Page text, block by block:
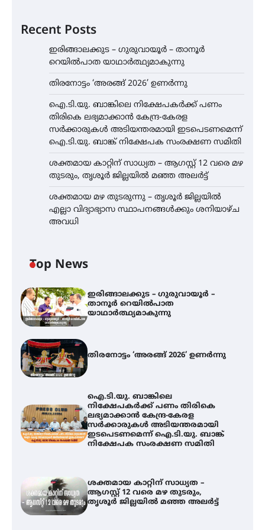
Recent Posts
ഇരിങ്ങാലക്കുട – ഗുരുവായൂർ – താനൂർ
റെയിൽപാത യാഥാർത്ഥ്യമാകുന്നു
തിരനോട്ടം ‘അരങ്ങ് 2026’ ഉണർന്നു
ഐ.ടി.യു. ബാങ്കിലെ നിക്ഷേപകർക്ക് പണം
തിരികെ ലഭ്യമാക്കാൻ കേന്ദ്ര-കേരള
സർക്കാരുകൾ അടിയന്തരമായി ഇടപെടണമെന്ന്
ഐ.ടി.യു. ബാങ്ക് നിക്ഷേപക സംരക്ഷണ സമിതി
ശക്തമായ കാറ്റിന് സാധ്യത – ആഗസ്റ്റ് 12 വരെ മഴ
തുടരും, തൃശൂർ ജില്ലയിൽ മഞ്ഞ അലർട്ട്
ശക്തമായ മഴ തുടരുന്നു – തൃശൂർ ജില്ലയിൽ
എല്ലാ വിദ്യാഭ്യാസ സ്ഥാപനങ്ങൾക്കും ശനിയാഴ്ച
അവധി
Top News
ഇരിങ്ങാലക്കുട – ഗുരുവായൂർ –
താനൂർ റെയിൽപാത
യാഥാർത്ഥ്യമാകുന്നു
തിരനോട്ടം ‘അരങ്ങ് 2026’ ഉണർന്നു
ഐ.ടി.യു. ബാങ്കിലെ
നിക്ഷേപകർക്ക് പണം തിരികെ
ലഭ്യമാക്കാൻ കേന്ദ്ര-കേരള
സർക്കാരുകൾ അടിയന്തരമായി
ഇടപെടണമെന്ന് ഐ.ടി.യു. ബാങ്ക്
നിക്ഷേപക സംരക്ഷണ സമിതി
ശക്തമായ കാറ്റിന് സാധ്യത –
ആഗസ്റ്റ് 12 വരെ മഴ തുടരും,
തൃശൂർ ജില്ലയിൽ മഞ്ഞ അലർട്ട്